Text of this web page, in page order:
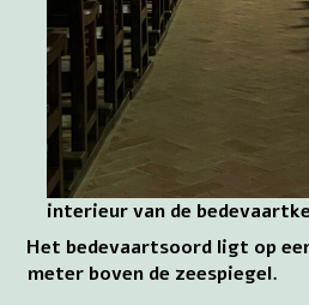
interieur van de
Het bedevaartsoord ligt op
meter boven de zeespiegel.